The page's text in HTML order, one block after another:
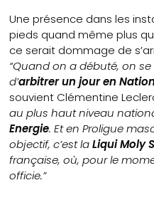
Une présence dans les
pieds quand même plus
ce serait dommage de
“Quand on a débuté, on
d’arbitrer un jour en
souvient Clémentine
au plus haut niveau
Energie. Et en Proligue
objectif, c’est laLiqui Moly
française, où, pour le
officie.”